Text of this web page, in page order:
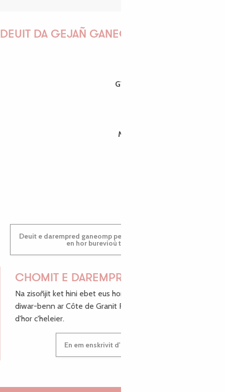
DEUIT DA GEJAÑ GANEOMP !
GWENAËLLE
MORGANE
Deuit e darempred ganeomp pe deuit da welet ac'hanomp
en hor burevioù touristerezh
CHOMIT E DAREMPRED !
Na zisoñjit ket hini ebet eus hor c'hinnigoù mat ha keleier
diwar-benn ar Côte de Granit Rose, enskrivit hoc'h anv
d'hor c'heleier.
En em enskrivit d'hor c'heleier